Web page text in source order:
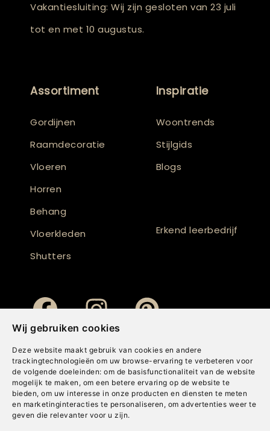
Wij gebruiken cookies
Deze website maakt gebruik van cookies en andere
trackingtechnologieën om uw browse-ervaring te verbeteren voor
de volgende doeleinden: om de basisfunctionaliteit van de website
mogelijk te maken , om een betere ervaring op de website te
bieden, om uw interesse in onze producten en diensten te meten
en marketinginteracties te personaliseren , om advertenties weer te
geven die relevanter voor u zijn.
Vakantiesluiting: Wij zijn gesloten van 23 juli
tot en met 10 augustus.
Assortiment
Gordijnen
Raamdecoratie
Vloeren
Horren
Behang
Vloerkleden
Shutters
Inspiratie
Woontrends
Stijlgids
Blogs
Erkend leerbedrijf